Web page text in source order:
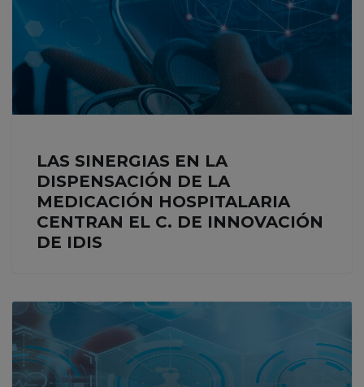
LAS SINERGIAS EN LA
DISPENSACIÓN DE LA
MEDICACIÓN HOSPITALARIA
CENTRAN EL C. DE INNOVACIÓN
DE IDIS